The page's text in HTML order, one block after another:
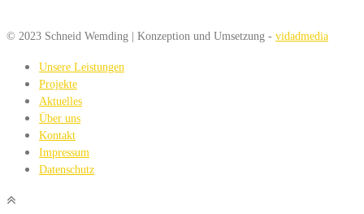
© 2023 Schneid Wemding | Konzeption und Umsetzung - vidadmedia
Unsere Leistungen
Projekte
Aktuelles
Über uns
Kontakt
Impressum
Datenschutz